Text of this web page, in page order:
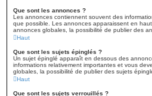
Que sont les annonces ?
Les annonces contiennent souvent des
que possible. Les annonces apparaissent en
annonces globales, la possibilité de publier des
Haut
Que sont les sujets épinglés ?
Un sujet épinglé apparaît en dessous des
informations relativement importantes et vous
globales, la possibilité de publier des sujets
Haut
Que sont les sujets verrouillés ?